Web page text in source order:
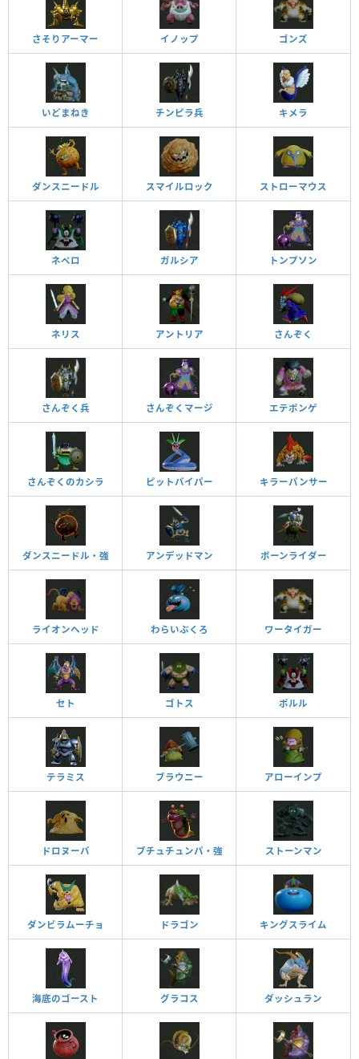
さそりアーマー イノップ ゴンズ
いどまねき チンピラ兵 キメラ
ダンスニードル スマイルロック ストローマウス
ネペロ ガルシア トンプソン
ネリス アントリア さんぞく
さんぞく兵 さんぞくマージ エテポンゲ
さんぞくのカシラ ピットバイパー キラーパンサー
ダンスニードル・強 アンデッドマン ボーンライダー
ライオンヘッド わらいぶくろ ワータイガー
セト ゴトス ポルル
テラミス ブラウニー アローインプ
ドロヌーバ ブチュチュンパ・強 ストーンマン
ダンビラムーチョ ドラゴン キングスライム
海底のゴースト グラコス ダッシュラン